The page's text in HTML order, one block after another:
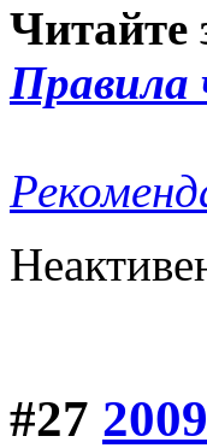
Читайте
Правила
#27